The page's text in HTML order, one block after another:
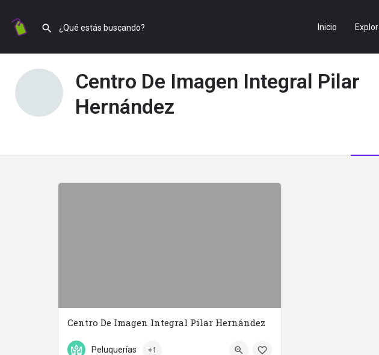
Inicio
Centro De Imagen Integral Pilar
Hernández
Centro De Imagen Integral Pilar Hernández
958 17 14 89
Peluquerías +1